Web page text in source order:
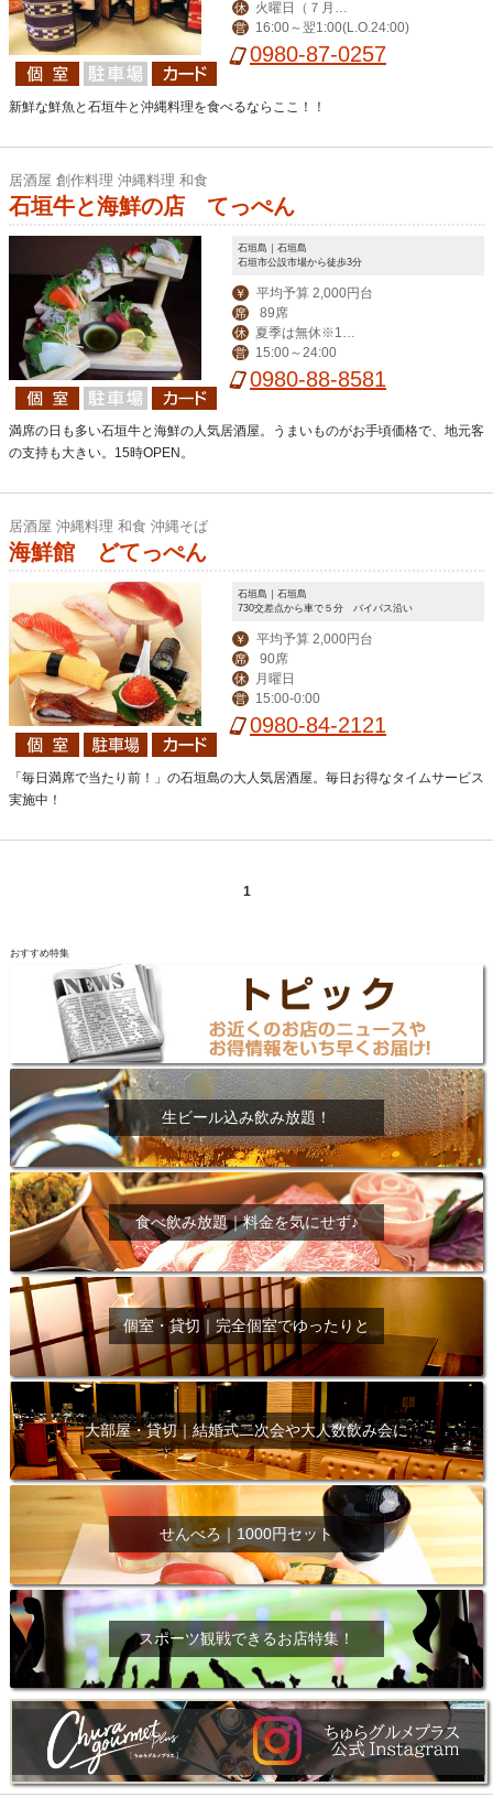
休
り無休）
営 16:00～翌1:00(L.O.24:00)
0980-87-0257
新鮮な鮮魚と石垣牛と沖縄料理を食べるならここ！！
居酒屋 創作料理 沖縄料理 和食
石垣牛と海鮮の店 てっぺん
石垣島｜石垣島
石垣市公設市場から徒歩3分
￥ 平均予算 2,000円台
席 89席
休
月～毎週水曜定休
営 15:00～24:00
0980-88-8581
満席の日も多い石垣牛と海鮮の人気居酒屋。うまいものがお手頃価格で、地元客
の支持も大きい。15時OPEN。
居酒屋 沖縄料理 和食 沖縄そば
海鮮館 どてっぺん
石垣島｜石垣島
730交差点から車で５分 バイパス沿い
￥ 平均予算 2,000円台
席 90席
休 月曜日
営 15:00‐0:00
0980-84-2121
「毎日満席で当たり前！」の石垣島の大人気居酒屋。毎日お得なタイムサービス
実施中！
1
おすすめ特集
生ビール込み飲み放題！
食べ飲み放題｜料金を気にせず♪
個室・貸切｜完全個室でゆったりと
大部屋・貸切｜結婚式二次会や大人数飲み会に
せんべろ｜1000円セット
スポーツ観戦できるお店特集！